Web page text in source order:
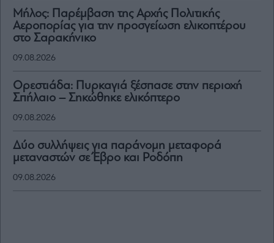
Μήλος: Παρέμβαση της Αρχής Πολιτικής
Αεροπορίας για την προσγείωση ελικοπτέρου
στο Σαρακήνικο
09.08.2026
Ορεστιάδα: Πυρκαγιά ξέσπασε στην περιοχή
Σπήλαιο – Σηκώθηκε ελικόπτερο
09.08.2026
Δύο συλλήψεις για παράνομη μεταφορά
μεταναστών σε Έβρο και Ροδόπη
09.08.2026